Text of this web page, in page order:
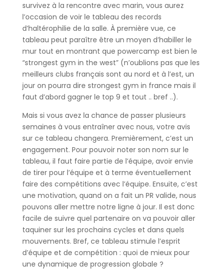
survivez à la rencontre avec marin, vous aurez
l’occasion de voir le tableau des records
d’haltérophilie de la salle. À première vue, ce
tableau peut paraître être un moyen d’habiller le
mur tout en montrant que powercamp est bien le
“strongest gym in the west” (n’oublions pas que les
meilleurs clubs français sont au nord et à l’est, un
jour on pourra dire strongest gym in france mais il
faut d’abord gagner le top 9 et tout .. bref ..).
Mais si vous avez la chance de passer plusieurs
semaines à vous entraîner avec nous, votre avis
sur ce tableau changera. Premièrement, c’est un
engagement. Pour pouvoir noter son nom sur le
tableau, il faut faire partie de l’équipe, avoir envie
de tirer pour l’équipe et à terme éventuellement
faire des compétitions avec l’équipe. Ensuite, c’est
une motivation, quand on a fait un PR valide, nous
pouvons aller mettre notre ligne à jour. Il est donc
facile de suivre quel partenaire on va pouvoir aller
taquiner sur les prochains cycles et dans quels
mouvements. Bref, ce tableau stimule l’esprit
d’équipe et de compétition : quoi de mieux pour
une dynamique de progression globale ?